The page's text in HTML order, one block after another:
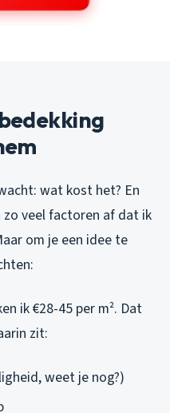
wat kost het? En
veel factoren af dat ik
om je een idee te
ik €28-45 per m². Dat
zit:
weet je nog?)